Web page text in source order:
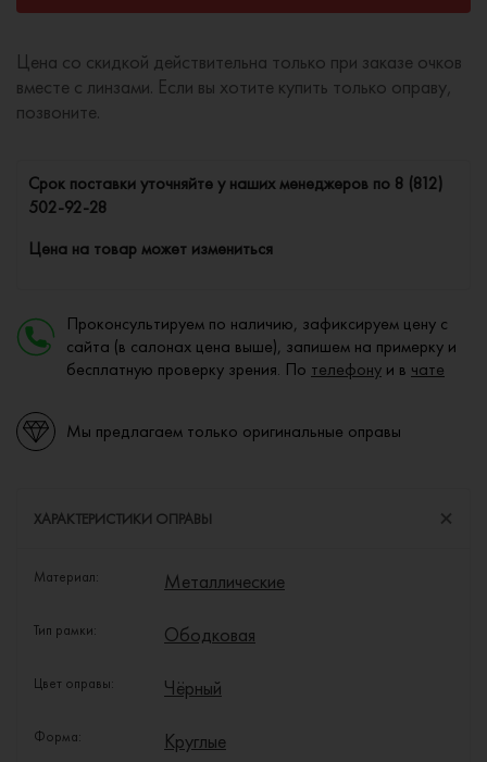
Цена со скидкой действительна только при заказе очков
вместе с линзами. Если вы хотите купить только оправу,
позвоните.
Cрок поставки уточняйте у наших менеджеров по 8 (812)
502-92-28
Цена на товар может измениться
Проконсультируем по наличию, зафиксируем цену с
сайта (в салонах цена выше), запишем на примерку и
бесплатную проверку зрения. По телефону и в чате
Мы предлагаем только оригинальные оправы
ХАРАКТЕРИСТИКИ ОПРАВЫ
Материал: Металлические
Тип рамки: Ободковая
Цвет оправы: Чёрный
Форма: Круглые